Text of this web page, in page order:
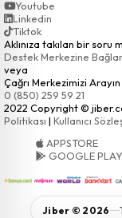
Youtube
Linkedin
Tiktok
Aklınıza takılan bir soru
Destek Merkezine
veya
Çağrı Merkezimizi Arayın
0 (850) 259 59 21
2022 Copyright ©
Politikası | Kullanıcı
APPSTORE
GOOGLE PLAY
Jiber © 2026